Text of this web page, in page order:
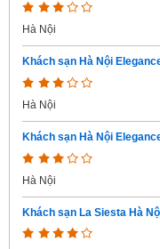
Hà Nội
Khách sạn Hà Nội
Hà Nội
Khách sạn Hà Nội
Hà Nội
Khách sạn La Siesta Hà